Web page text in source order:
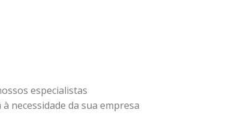
especialistas
necessidade da sua empresa